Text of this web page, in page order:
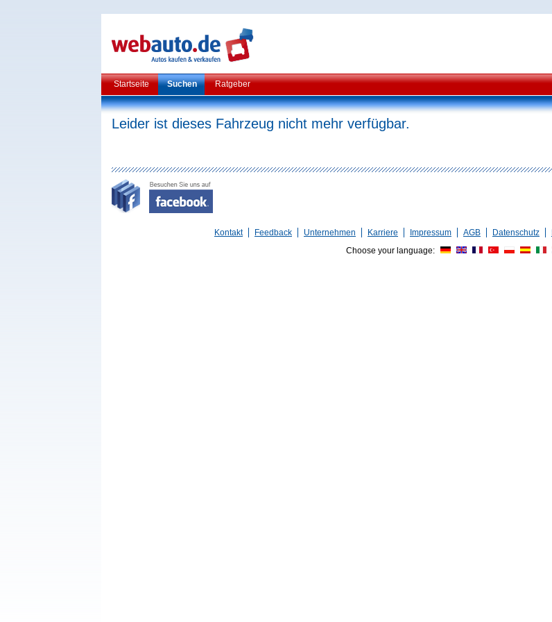
Startseite Suchen Ratgeber
Leider ist dieses Fahrzeug nicht mehr verfügbar.
Kontakt
Feedback Unternehmen Karriere Impressum AGB Datenschutz
Choose your language: